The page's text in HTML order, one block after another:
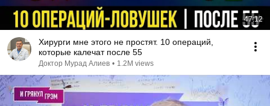
47:12
Хирурги мне этого не простят. 10 операций,
которые калечат после 55
Доктор Мурад Алиев • 1.2M views